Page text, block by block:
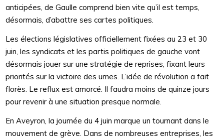
anticipées, de Gaulle comprend bien vite qu’il est temps,
désormais, d’abattre ses cartes politiques.
Les élections législatives officiellement fixées au 23 et 30
juin, les syndicats et les partis politiques de gauche vont
désormais jouer sur une stratégie de reprises, fixant leurs
priorités sur la victoire des urnes. L’idée de révolution a fait
florès. Le reflux est amorcé. Il faudra moins de quinze jours
pour revenir à une situation presque normale.
En Aveyron, la journée du 4 juin marque un tournant dans le
mouvement de grève. Dans de nombreuses entreprises, les